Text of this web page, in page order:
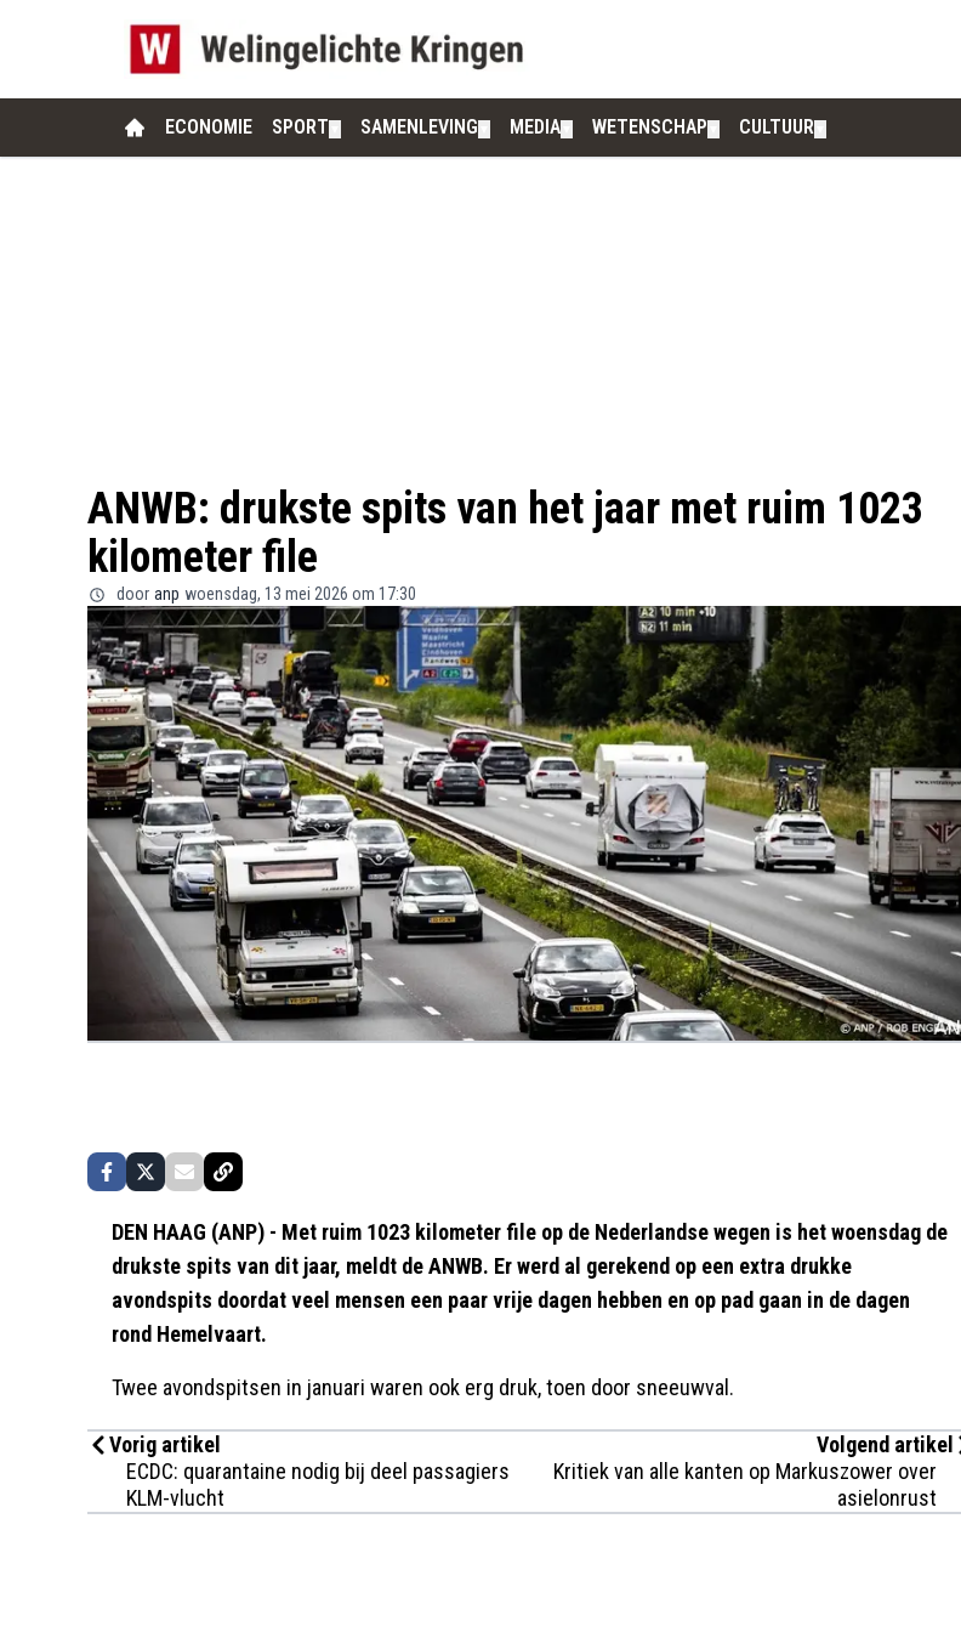
ECONOMIE SPORT SAMENLEVING MEDIA WETENSCHAP CULTUUR
ANWB: drukste spits van het jaar met ruim 1023
kilometer file
door anp woensdag, 13 mei 2026 om 17:30
DEN HAAG (ANP) - Met ruim 1023 kilometer file op de Nederlandse wegen is het woensdag de
drukste spits van dit jaar, meldt de ANWB. Er werd al gerekend op een extra drukke
avondspits doordat veel mensen een paar vrije dagen hebben en op pad gaan in de dagen
rond Hemelvaart.
Twee avondspitsen in januari waren ook erg druk, toen door sneeuwval.
Vorig artikel
ECDC: quarantaine nodig bij deel passagiers
KLM-vlucht
Volgend artikel
Kritiek van alle kanten op Markuszower over
asielonrust